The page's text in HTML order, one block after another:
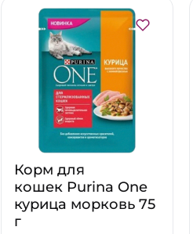
Корм для
кошек Purina One
курица морковь 75
г